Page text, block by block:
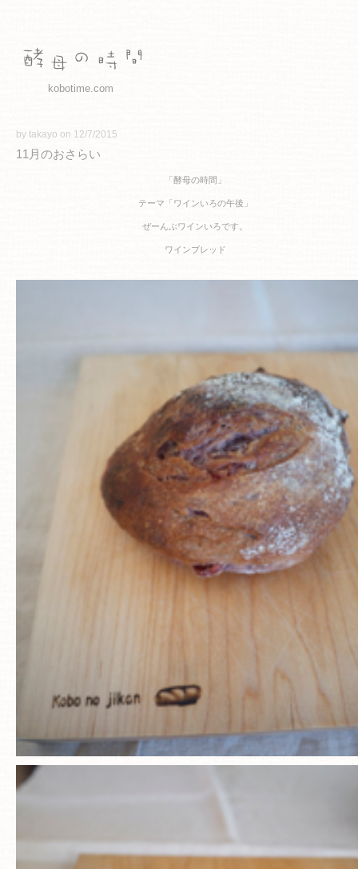
kobotime.com
11月のおさらい
by takayo on 12/7/2015
「酵母の時間」
テーマ「ワインいろの午後」
ぜーんぶワインいろです。
ワインブレッド